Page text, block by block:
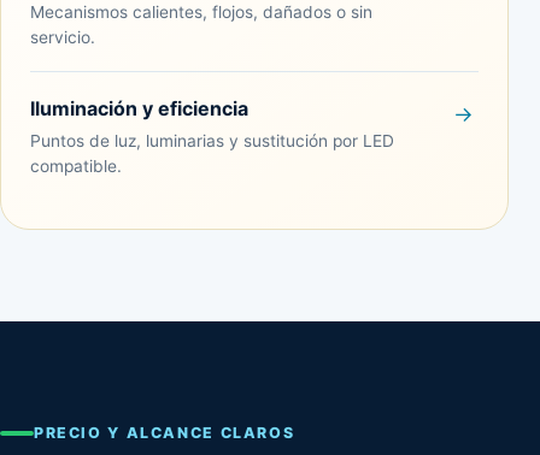
Mecanismos calientes, flojos, dañados o sin
servicio.
Iluminación y eficiencia
Puntos de luz, luminarias y sustitución por LED
compatible.
PRECIO Y ALCANCE CLAROS